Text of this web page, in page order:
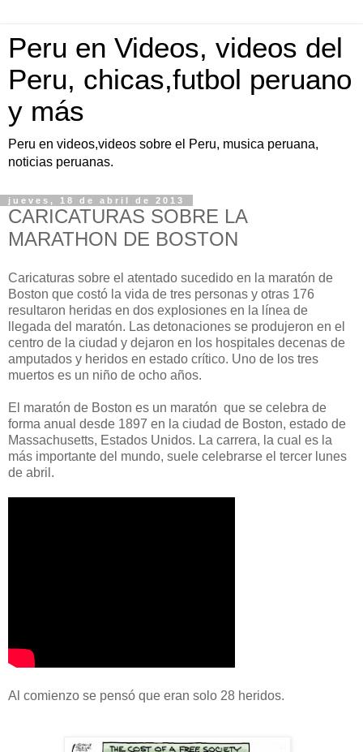
Peru en Videos, videos del
Peru, chicas,futbol peruano
y más
Peru en videos,videos sobre el Peru, musica peruana,
noticias peruanas.
jueves, 18 de abril de 2013
CARICATURAS SOBRE LA
MARATHON DE BOSTON
Caricaturas sobre el atentado sucedido en la maratón de
Boston que costó la vida de tres personas y otras 176
resultaron heridas en dos explosiones en la línea de
llegada del maratón. Las detonaciones se produjeron en el
centro de la ciudad y dejaron en los hospitales decenas de
amputados y heridos en estado crítico. Uno de los tres
muertos es un niño de ocho años.
El maratón de Boston es un maratón que se celebra de
forma anual desde 1897 en la ciudad de Boston, estado de
Massachusetts, Estados Unidos. La carrera, la cual es la
más importante del mundo, suele celebrarse el tercer lunes
de abril.
Al comienzo se pensó que eran solo 28 heridos.